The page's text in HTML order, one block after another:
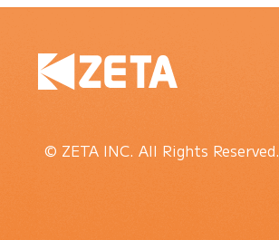
© ZETA INC. All Rights Reserved.